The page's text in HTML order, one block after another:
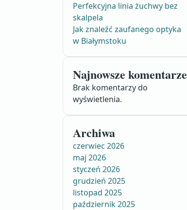
Perfekcyjna linia żuchwy bez
skalpela
Jak znaleźć zaufanego optyka
w Białymstoku
Najnowsze komentarze
Brak komentarzy do
wyświetlenia.
Archiwa
czerwiec 2026
maj 2026
styczeń 2026
grudzień 2025
listopad 2025
październik 2025